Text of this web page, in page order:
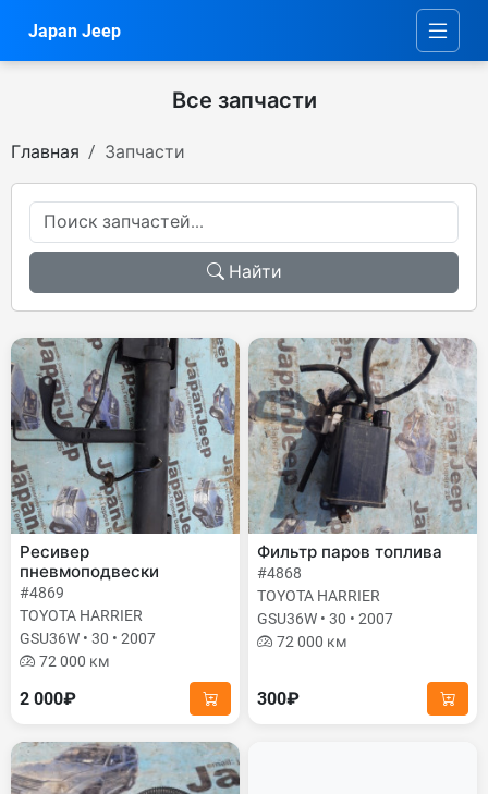
Japan Jeep
Все запчасти
Главная Запчасти
Найти
Ресивер
пневмоподвески
#4869
TOYOTA HARRIER
GSU36W • 30 • 2007
72 000 км
2 000₽
Фильтр паров топлива
#4868
TOYOTA HARRIER
GSU36W • 30 • 2007
72 000 км
300₽